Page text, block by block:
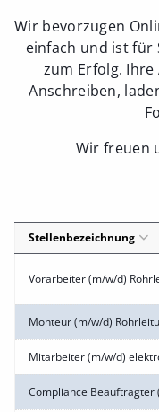
Wir bevorzugen
einfach und ist für
zum Erfolg. Ihre
Anschreiben,
Wir freuen
Stellenbezeichnung
Vorarbeiter (m/w/d)
Monteur (m/w/d)
Mitarbeiter (m/w/d)
Compliance Beauftragter